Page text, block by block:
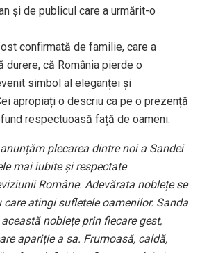
și de publicul care a urmărit-o
confirmată de familie, care a
durere, că România pierde o
simbol al eleganței și
apropiați o descriu ca pe o prezență
respectuoasă față de oameni.
plecarea dintre noi a Sandei
mai iubite și respectate
Române. Adevărata noblețe se
care atingi sufletele oamenilor. Sanda
noblețe prin fiecare gest,
apariție a sa. Frumoasă, caldă,